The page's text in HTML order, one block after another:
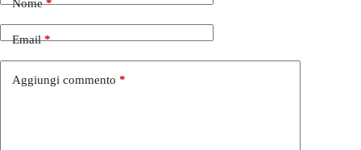
Nome*
Email*
Aggiungi commento *